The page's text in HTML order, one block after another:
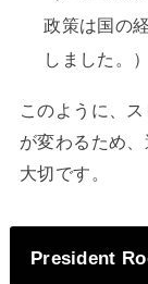
政策は国の
しました。）
このように、
が変わるため
大切です。
President